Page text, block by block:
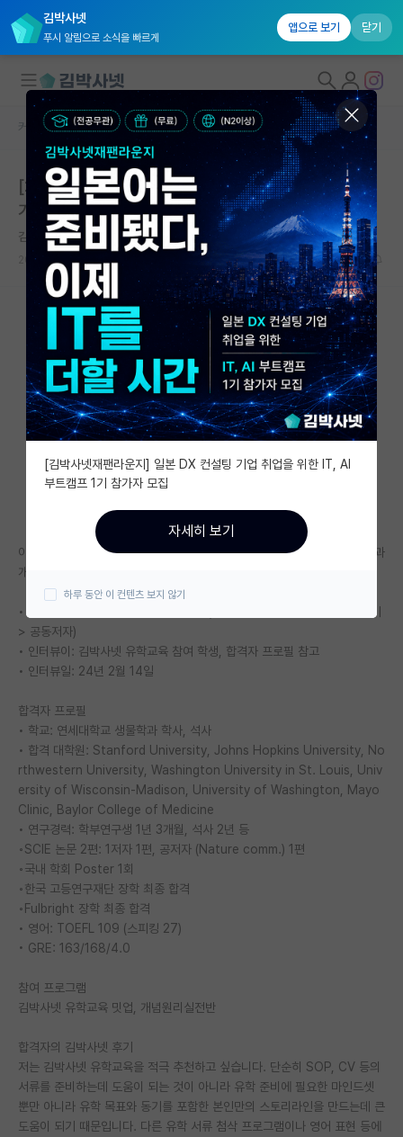
김박사넷
푸시 알림으로 소식을 빠르게
앱으로 보기 닫기
대학원생 모집
국내대학원 정보
연구실&오픈랩
커뮤니티
커뮤니티 홈
전체글보기
베스트 게시판
IF 명예의전당
자유 게시판(아무개랩)
미국 유학 게시판
미국 대학원 합격 후기 게시판
대학원생 모집 게시판
연구실(PI) 홍보 게시판
석박사 채용 정보 게시판
학부 인턴 게시판
취업 게시판
임용 후기 게시판
PI 전용 게시판
인문사회 계열 게시판
특수/전문대학원 게시판
반도체/AI 게시판
장학금/장학생 게시판
학술 정보 게시판
홍보 게시판
커리어
유학교육
커뮤니티 홈 미국 대학원 합격 후기 게시판
[2024 가을학기 Stanford 합격] 김박사넷 유학교육 후
기 - 1편
김박사넷 유학교육
2025.05.24 5557
이 후기는 인터뷰를 재구성한 글입니다. 합격자는 김박사넷 유학교육 밋업과
개념원리실전반에 참여하였습니다.
• 인터뷰어: 김박사넷 유학교육 박향미 (<김박사넷과 미국 대학원 합격하기
> 공동저자)
• 인터뷰이: 김박사넷 유학교육 참여 학생, 합격자 프로필 참고
• 인터뷰일: 24년 2월 14일
합격자 프로필
• 학교: 연세대학교 생물학과 학사, 석사
• 합격 대학원: Stanford University, Johns Hopkins University, No
rthwestern University, Washington University in St. Louis, Univ
ersity of Wisconsin-Madison, University of Washington, Mayo
Clinic, Baylor College of Medicine
• 연구경력: 학부연구생 1년 3개월, 석사 2년 등
◦SCIE 논문 2편: 1저자 1편, 공저자 (Nature comm.) 1편
◦국내 학회 Poster 1회
◦한국 고등연구재단 장학 최종 합격
◦Fulbright 장학 최종 합격
• 영어: TOEFL 109 (스피킹 27)
• GRE: 163/168/4.0
참여 프로그램
김박사넷 유학교육 밋업, 개념원리실전반
합격자의 김박사넷 후기
저는 김박사넷 유학교육을 적극 추천하고 싶습니다. 단순히 SOP, CV 등의
서류를 준비하는데 도움이 되는 것이 아니라 유학 준비에 필요한 마인드셋
뿐만 아니라 유학 목표와 동기를 포함한 본인만의 스토리라인을 만드는데 큰
도움이 되기 때문입니다. 다른 유학 서류 첨삭 프로그램이나 영어 표현 등에
[김박사넷재팬라운지] 일본 DX 컨설팅 기업 취업을 위한 IT, AI
부트캠프 1기 참가자 모집
자세히 보기
하루 동안 이 컨텐츠 보지 않기